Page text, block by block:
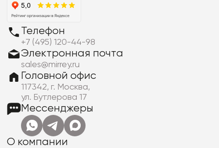
Телефон
+7 (495) 120-44-98
Электронная почта
sales@mirrey.ru
Головной офис
117342, г. Москва,
ул. Бутлерова 17
Мессенджеры
О компании